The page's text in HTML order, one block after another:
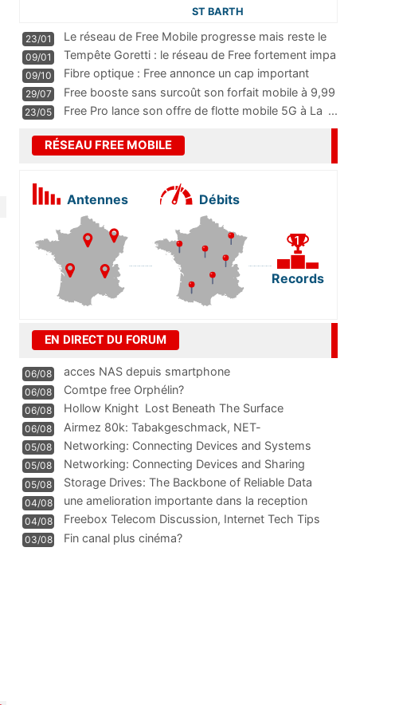
ST BARTH
23/01
Le réseau de Free Mobile progresse mais reste le
m
...
09/01
Tempête Goretti : le réseau de Free fortement impa
09/10
Fibre optique : Free annonce un cap important
pass
...
29/07
Free booste sans surcoût son forfait mobile à 9,99
23/05 Free Pro lance son offre de flotte mobile 5G à La ...
RÉSEAU FREE MOBILE
Antennes Débits
Records
EN DIRECT DU FORUM
06/08 acces NAS depuis smartphone
06/08 Comtpe free Orphélin?
06/08 Hollow Knight  Lost Beneath The Surface
06/08
Airmez 80k: Tabakgeschmack, NET-
Technologie und Leistung im
05/08 Networking: Connecting Devices and Systems
05/08
Networking: Connecting Devices and Sharing
Information
05/08
Storage Drives: The Backbone of Reliable Data
Management
04/08
une amelioration importante dans la reception
WIFI
04/08
Freebox Telecom Discussion, Internet Tech Tips
Communi
03/08 Fin canal plus cinéma?